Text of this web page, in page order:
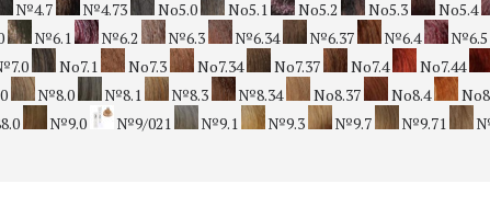
№4.7 №4.73 No5.0 No5.1 No5.2 No5.3 No5.4
№6.1 №6.2 №6.3 №6.34 №6.37 №6.4 №6.5
No7.1 No7.3 No7.34 No7.37 No7.4 No7.44
№8.0 №8.1 №8.3 №8.34 No8.37 No8.4
№9.0 №9/021 №9.1 №9.3 №9.7 №9.71